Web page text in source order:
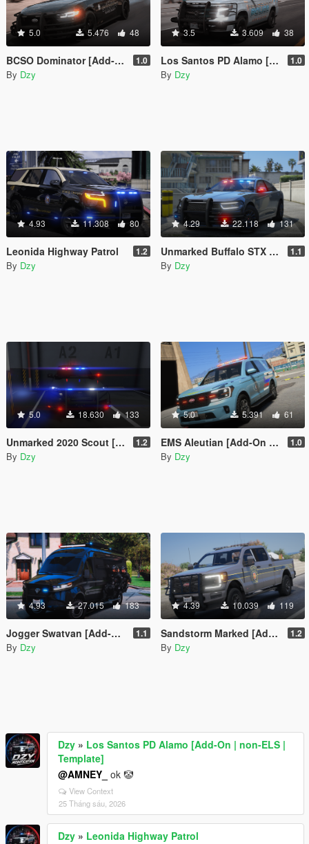
5.0 5.476 48
BCSO Dominator [Add-On | non-ELS | Template] 1.0
By Dzy
3.5 3.609 38
Los Santos PD Alamo [Add-On | non-ELS | Template] 1.0
By Dzy
4.93 11.308 80
Leonida Highway Patrol 1.2
By Dzy
4.29 22.118 131
Unmarked Buffalo STX [Add-On / FiveM / AltV | LODs | Template] 1.1
By Dzy
5.0 18.630 133
Unmarked 2020 Scout [Add-On / FiveM / AltV | LODs | Template] 1.2
By Dzy
5.0 5.391 61
EMS Aleutian [Add-On | FiveM] 1.0
By Dzy
4.93 27.015 183
Jogger Swatvan [Add-On | FiveM] 1.1
By Dzy
4.39 10.039 119
Sandstorm Marked [Add-On / FiveM | LODs | Template] 1.2
By Dzy
Dzy » Los Santos PD Alamo [Add-On | non-ELS |
Template]
@AMNEY_ ok 🤡
View Context
25 Tháng sáu, 2026
Dzy » Leonida Highway Patrol